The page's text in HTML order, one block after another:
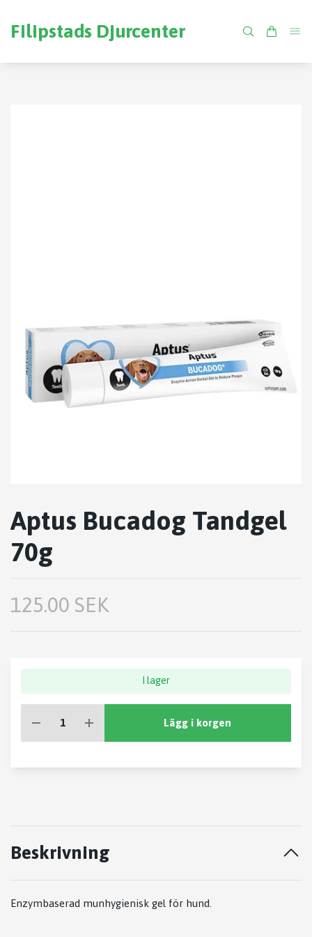
Filipstads Djurcenter
Aptus Bucadog Tandgel
70g
125.00 SEK
I lager
Lägg i korgen
Beskrivning
Enzymbaserad munhygienisk gel för hund.